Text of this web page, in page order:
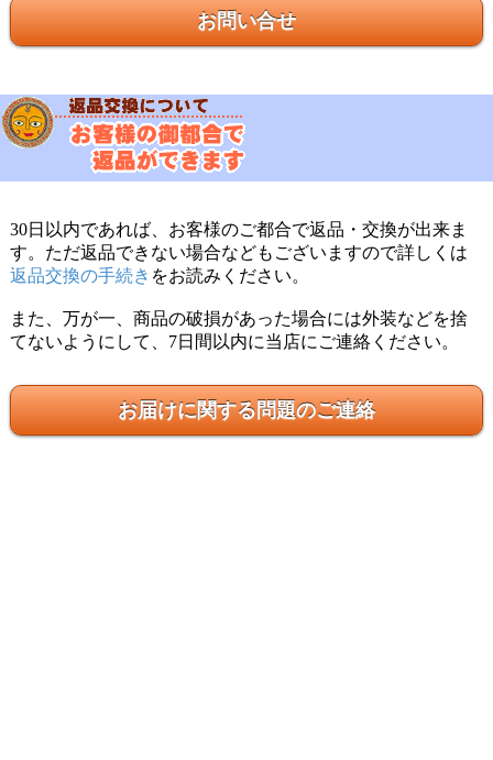
小さい袋ですがけっこうたくさん（みっしり）入ってい
★★匿名希望様
★★★ ★ ★わゆみっくす様
以前インド料理店でよく食べていたので家でも食べたい
と思い購入しました。 揚げて食べるのが一番好きなので
すがカロリーが気になるのでトースターで軽く焼きまし
お問い合せ
30日以内であれば、お客様のご都合で返品・交換が出来ま
す。ただ返品できない場合などもございますので詳しくは
返品交換の手続き をお読みください。
また、万が一、商品の破損があった場合には外装などを捨
てないようにして、7日間以内に当店にご連絡ください。
お届けに関する問題のご連絡